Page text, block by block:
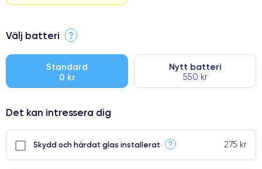
⭐ Premium
● Oklanderlig kvalitetsskärm
● Endast 5% av våra telefoner har premiumklassning
Välj batteri ?
Standard
0 kr
Nytt batteri
550 kr
Det kan intressera dig
Skydd och härdat glas installerat ? 275 kr